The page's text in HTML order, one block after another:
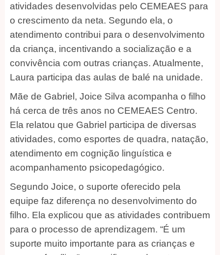
atividades desenvolvidas pelo CEMEAES para
o crescimento da neta. Segundo ela, o
atendimento contribui para o desenvolvimento
da criança, incentivando a socialização e a
convivência com outras crianças. Atualmente,
Laura participa das aulas de balé na unidade.
Mãe de Gabriel, Joice Silva acompanha o filho
há cerca de três anos no CEMEAES Centro.
Ela relatou que Gabriel participa de diversas
atividades, como esportes de quadra, natação,
atendimento em cognição linguística e
acompanhamento psicopedagógico.
Segundo Joice, o suporte oferecido pela
equipe faz diferença no desenvolvimento do
filho. Ela explicou que as atividades contribuem
para o processo de aprendizagem. “É um
suporte muito importante para as crianças e